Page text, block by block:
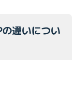
違いについ